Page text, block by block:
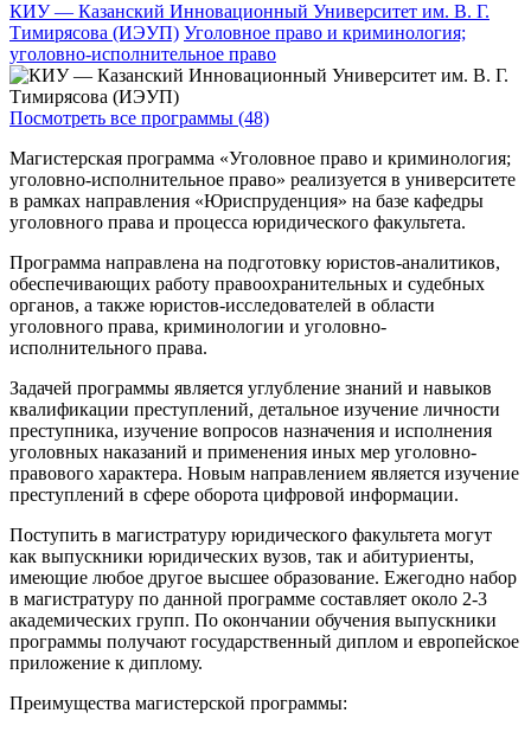
КИУ — Казанский Инновационный Университет им. В. Г.
Тимирясова (ИЭУП) Уголовное право и криминология;
уголовно-исполнительное право
Посмотреть все программы (48)
Магистерская программа «Уголовное право и криминология;
уголовно-исполнительное право» реализуется в университете
в рамках направления «Юриспруденция» на базе кафедры
уголовного права и процесса юридического факультета.
Программа направлена на подготовку юристов-аналитиков,
обеспечивающих работу правоохранительных и судебных
органов, а также юристов-исследователей в области
уголовного права, криминологии и уголовно-
исполнительного права.
Задачей программы является углубление знаний и навыков
квалификации преступлений, детальное изучение личности
преступника, изучение вопросов назначения и исполнения
уголовных наказаний и применения иных мер уголовно-
правового характера. Новым направлением является изучение
преступлений в сфере оборота цифровой информации.
Поступить в магистратуру юридического факультета могут
как выпускники юридических вузов, так и абитуриенты,
имеющие любое другое высшее образование. Ежегодно набор
в магистратуру по данной программе составляет около 2-3
академических групп. По окончании обучения выпускники
программы получают государственный диплом и европейское
приложение к диплому.
Преимущества магистерской программы: